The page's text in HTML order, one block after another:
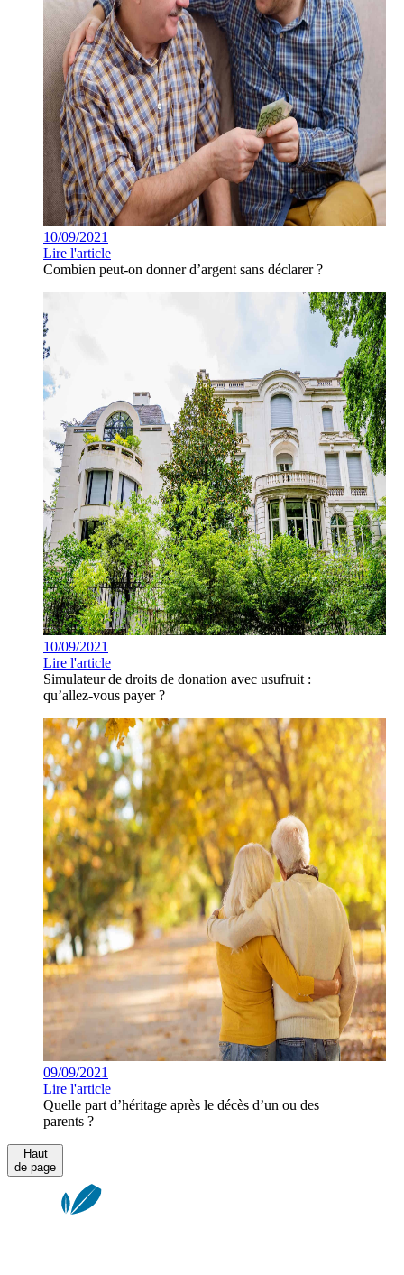
10/09/2021
Lire l'article
Combien peut-on donner d’argent sans déclarer ?
10/09/2021
Lire l'article
Simulateur de droits de donation avec usufruit :
qu’allez-vous payer ?
09/09/2021
Lire l'article
Quelle part d’héritage après le décès d’un ou des
parents ?
Haut
de page